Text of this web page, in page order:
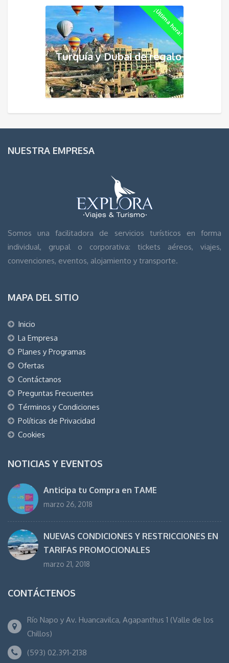
¡Última hora!
Turquía y Dubai de regalo
NUESTRA EMPRESA
Somos una facilitadora de servicios turísticos en forma
individual, grupal o corporativa: tickets aéreos, viajes,
convenciones, eventos, alojamiento y transporte.
MAPA DEL SITIO
Inicio
La Empresa
Planes y Programas
Ofertas
Contáctanos
Preguntas Frecuentes
Términos y Condiciones
Políticas de Privacidad
Cookies
NOTICIAS Y EVENTOS
Anticipa tu Compra en TAME
marzo 26, 2018
NUEVAS CONDICIONES Y RESTRICCIONES EN
TARIFAS PROMOCIONALES
marzo 21, 2018
CONTÁCTENOS
Río Napo y Av. Huancavilca, Agapanthus 1 (Valle de los
Chillos)
(593) 02.391-2138